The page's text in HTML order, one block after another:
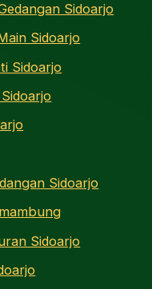
Sidoarjo
Sidoarjo
Sidoarjo
Sidoarjo
Sidoarjo